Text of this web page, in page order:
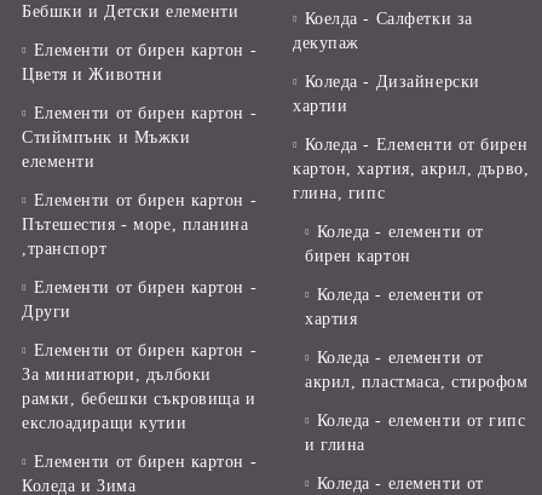
Бебшки и Детски елементи
Елементи от бирен картон -
Цветя и Животни
Елементи от бирен картон -
Стиймпънк и Мъжки
елементи
Елементи от бирен картон -
Пътешестия - море, планина
,транспорт
Елементи от бирен картон -
Други
Елементи от бирен картон -
За миниатюри, дълбоки
рамки, бебешки съкровища и
екслоадиращи кутии
Елементи от бирен картон -
Коледа и Зима
Коелда - Салфетки за
декупаж
Коледа - Дизайнерски
хартии
Коледа - Eлементи от бирен
картон, хартия, акрил, дърво,
глина, гипс
Коледа - елементи от
бирен картон
Коледа - елементи от
хартия
Коледа - елементи от
акрил, пластмаса, стирофом
Коледа - елементи от гипс
и глина
Коледа - елементи от